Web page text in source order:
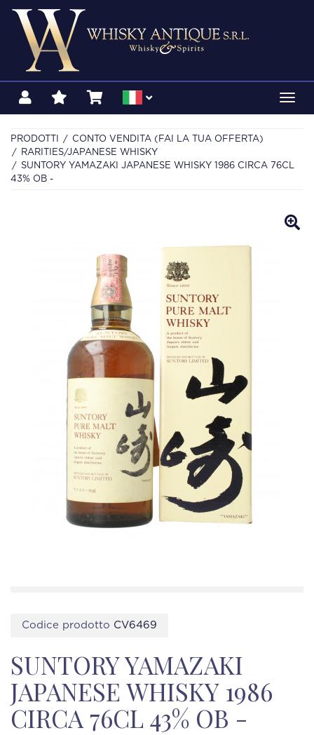
PRODOTTI
CONTO VENDITA (FAI LA TUA OFFERTA)
RARITIES/JAPANESE WHISKY
SUNTORY YAMAZAKI JAPANESE WHISKY 1986 CIRCA 76CL
43% OB -
Codice prodotto CV6469
SUNTORY YAMAZAKI
JAPANESE WHISKY 1986
CIRCA 76CL 43% OB -